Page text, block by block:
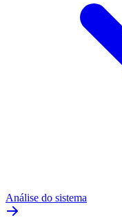
Análise do sistema